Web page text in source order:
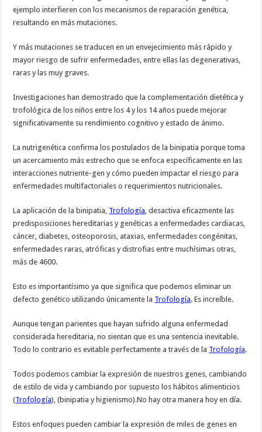
ejemplo interfieren con los mecanismos de reparación genética,
resultando en más mutaciones.
Y más mutaciones se traducen en un envejecimiento más rápido y
mayor riesgo de sufrir enfermedades, entre ellas las degenerativas,
raras y las muy graves.
Investigaciones han demostrado que la complementación dietética y
trofológica de los niños entre los 4 y los 14 años puede mejorar
significativamente su rendimiento cognitivo y estado de ánimo.
La nutrigenética confirma los postulados de la binipatia porque toma
un acercamiento más estrecho que se enfoca específicamente en las
interacciones nutriente-gen y cómo pueden impactar el riesgo para
enfermedades multifactoriales o requerimientos nutricionales.
La aplicación de la binipatia, Trofología, desactiva eficazmente las
predisposiciones hereditarias y genéticas a enfermedades cardiacas,
cáncer, diabetes, osteoporosis, ataxias, enfermedades congénitas,
enfermedades raras, atróficas y distrofias entre muchísimas otras,
más de 4600.
Esto es importantísimo ya que significa que podemos eliminar un
defecto genético utilizando únicamente la Trofología. Es increíble.
Aunque tengan parientes que hayan sufrido alguna enfermedad
considerada hereditaria, no sientan que es una sentencia inevitable.
Todo lo contrario es evitable perfectamente a través de la Trofología.
Todos podemos cambiar la expresión de nuestros genes, cambiando
de estilo de vida y cambiando por supuesto los hábitos alimenticios
(Trofología), (binipatia y higienismo).No hay otra manera hoy en día.
Estos enfoques pueden cambiar la expresión de miles de genes en